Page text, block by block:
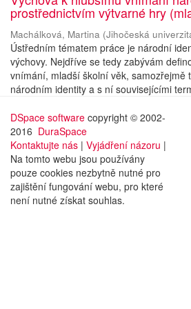
prostřednictvím výtvarné hry
Machálková, Martina (Jihočeská
Ústředním tématem práce je národní
výchovy. Nejdříve se tedy zabývám
vnímání, mladší školní věk, samozřejmě
národním identity a s ní souvisejícími
DSpace software copyright © 2002-
2016 DuraSpace
Kontaktujte nás | Vyjádření názoru |
Na tomto webu jsou používány
pouze cookies nezbytně nutné pro
zajištění fungování webu, pro které
není nutné získat souhlas.